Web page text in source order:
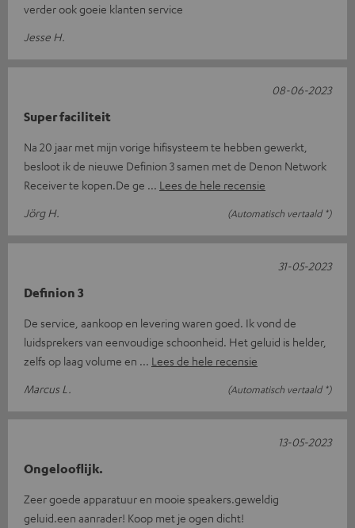
verder ook goeie klanten service
Jesse H.
Super faciliteit
Na 20 jaar met mijn vorige hifisysteem te hebben gewerkt,
besloot ik de nieuwe Definion 3 samen met de Denon Network
Receiver te kopen.De ge
Lees de hele recensie
Jörg H.
(Automatisch vertaald *)
08-06-2023
Definion 3
De service, aankoop en levering waren goed. Ik vond de
luidsprekers van eenvoudige schoonheid. Het geluid is helder,
zelfs op laag volume en
Lees de hele recensie
Marcus L.
(Automatisch vertaald *)
31-05-2023
Ongelooflijk.
Zeer goede apparatuur en mooie speakers.geweldig
geluid.een aanrader! Koop met je ogen dicht!
13-05-2023